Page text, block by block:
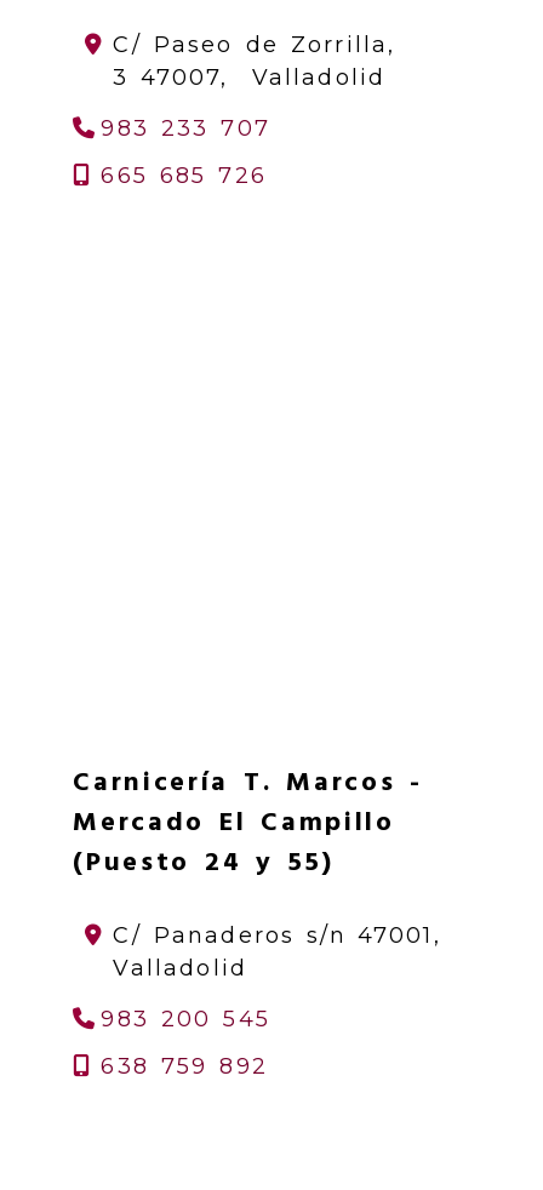
C/ Paseo de Zorrilla,
3 47007,
Valladolid
983 233 707
665 685 726
Carnicería T. Marcos -
Mercado El Campillo
(Puesto 24 y 55)
C/ Panaderos s/n 47001,
Valladolid
983 200 545
638 759 892